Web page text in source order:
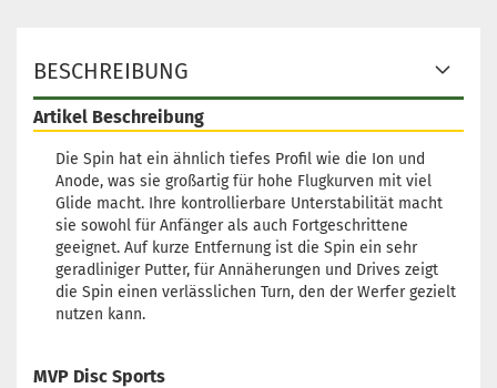
Farbton:
Lagerbestand:1
Lieferzeit:
Gewicht:169g
Farbton:Rötlich
Lagerbestand:
Lieferzeit:2 - 3 Arbeitstage
19,90 €
Gewicht:169g
19,90 €
BESCHREIBUNG
Artikel Beschreibung
Die Spin hat ein ähnlich tiefes Profil wie die Ion und
Anode, was sie großartig für hohe Flugkurven mit viel
Glide macht. Ihre kontrollierbare Unterstabilität macht
sie sowohl für Anfänger als auch Fortgeschrittene
geeignet. Auf kurze Entfernung ist die Spin ein sehr
geradliniger Putter, für Annäherungen und Drives zeigt
die Spin einen verlässlichen Turn, den der Werfer gezielt
nutzen kann.
MVP Disc Sports